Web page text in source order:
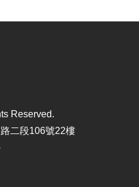
Reserved.
二段106號22樓